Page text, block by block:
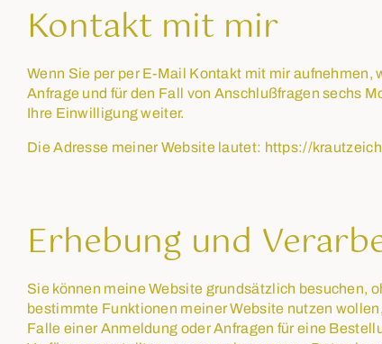
Kontakt mit mir
Wenn Sie per per E-Mail Kontakt mit mir
Anfrage und für den Fall von Anschlußfragen sechs
Ihre Einwilligung weiter.
Die Adresse meiner Website lautet: https://
Erhebung und
Sie können meine Website grundsätzlich besuchen,
bestimmte Funktionen meiner Website nutzen
Falle einer Anmeldung oder Anfragen für eine